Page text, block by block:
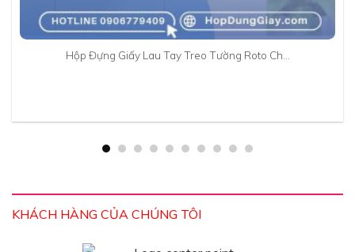
Hộp Đựng Giấy Lau Tay Treo Tường Roto Ch…
KHÁCH HÀNG CỦA CHÚNG TÔI